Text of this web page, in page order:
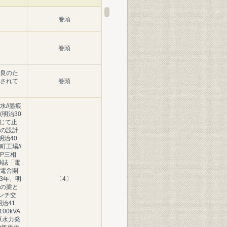
巻頭
巻頭
のた
れて
巻頭
//墨痕
明治30
て止
設計
治40
工場//
三相
誌「電
舎開
年、明
梁と
チ交
治41
水力発
〔4〕